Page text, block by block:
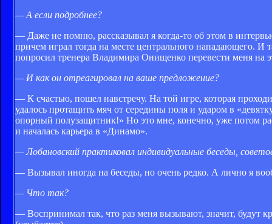
— А если подробнее?
— Даже не помню, рассказывал я когда-то об этом в
причем играл тогда на месте центрального нападающего.
попросил тренера Владимира Онищенко перевести меня на
— И как он отреагировал на ваше предложение?
— К счастью, пошел навстречу. На той игре, которая
удалось протащить мяч от середины поля и ударом в
опорный полузащитник!» Но это мне, конечно, уже потом
и началась карьера в «Динамо».
— Лобановский практиковал индивидуальные беседы,
— Вызывал иногда на беседы, но очень редко. А лично я
— Что так?
— Воспринимал так, что раз меня вызывают, значит, будут